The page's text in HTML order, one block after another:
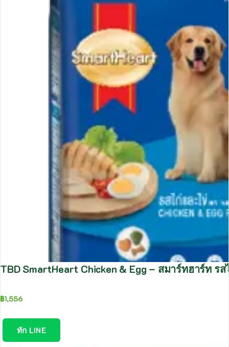
TBD SmartHeart Chicken & Egg – สมาร์ทฮาร์ท ร
฿1,556
ทัก LINE